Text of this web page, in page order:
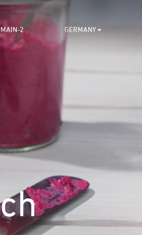
2 GERMANY